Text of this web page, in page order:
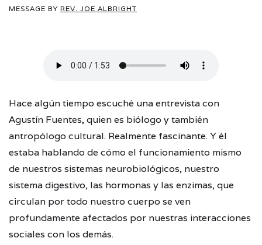
MESSAGE BY REV. JOE ALBRIGHT
Hace algún tiempo escuché una entrevista con
Agustín Fuentes, quien es biólogo y también
antropólogo cultural. Realmente fascinante. Y él
estaba hablando de cómo el funcionamiento mismo
de nuestros sistemas neurobiológicos, nuestro
sistema digestivo, las hormonas y las enzimas, que
circulan por todo nuestro cuerpo se ven
profundamente afectados por nuestras interacciones
sociales con los demás.